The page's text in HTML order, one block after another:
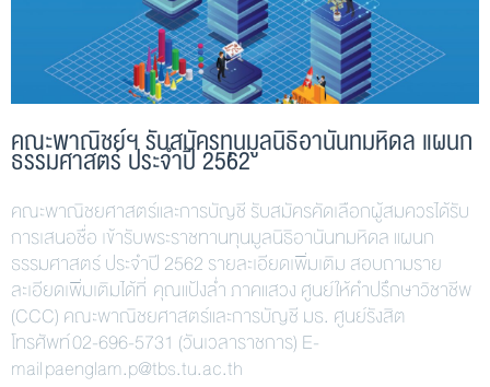
คณะพาณิชย์ฯ รับสมัครทุนมูลนิธิอานันทมหิดล แผนก
ธรรมศาสตร์ ประจำปี 2562
คณะพาณิชยศาสตร์และการบัญชี รับสมัครคัดเลือกผู้สมควรได้รับ
การเสนอชื่อ เข้ารับพระราชทานทุนมูลนิธิอานันทมหิดล แผนก
ธรรมศาสตร์ ประจำปี 2562 รายละเอียดเพิ่มเติม สอบถามราย
ละเอียดเพิ่มเติมได้ที่ คุณแป้งล่ำ ภาคแสวง ศูนย์ให้คำปรึกษาวิชาชีพ
(CCC) คณะพาณิชยศาสตร์และการบัญชี มธ. ศูนย์รังสิต
โทรศัพท์ 02-696-5731 (วันเวลาราชการ) E-
mail paenglam.p@tbs.tu.ac.th